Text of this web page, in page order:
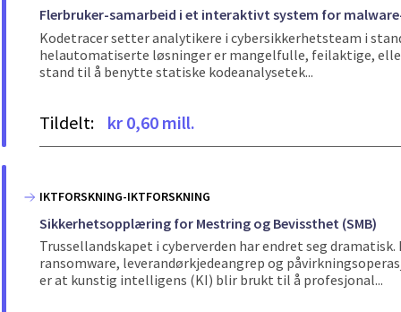
Flerbruker-samarbeid i et interaktivt system for
Kodetracer setter analytikere i cybersikkerhetsteam i
helautomatiserte løsninger er mangelfulle, feilaktige,
stand til å benytte statiske kodeanalysetek...
Tildelt: kr 0,60 mill.
IKTFORSKNING-IKTFORSKNING
Sikkerhetsopplæring for Mestring og Bevissthet (SMB)
Trussellandskapet i cyberverden har endret seg
ransomware, leverandørkjedeangrep og
er at kunstig intelligens (KI) blir brukt til å profesjonal...